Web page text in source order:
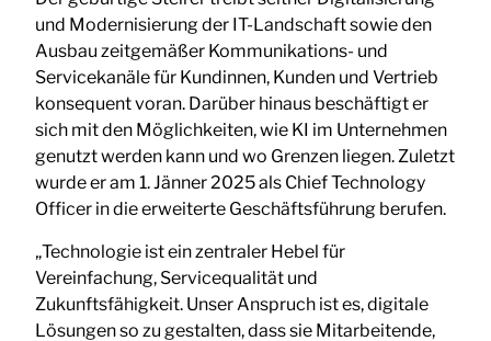
und Modernisierung der IT-Landschaft sowie den
Ausbau zeitgemäßer Kommunikations- und
Servicekanäle für Kundinnen, Kunden und Vertrieb
konsequent voran. Darüber hinaus beschäftigt er
sich mit den Möglichkeiten, wie KI im Unternehmen
genutzt werden kann und wo Grenzen liegen. Zuletzt
wurde er am 1. Jänner 2025 als Chief Technology
Officer in die erweiterte Geschäftsführung berufen.
„Technologie ist ein zentraler Hebel für
Vereinfachung, Servicequalität und
Zukunftsfähigkeit. Unser Anspruch ist es, digitale
Lösungen so zu gestalten, dass sie Mitarbeitende,